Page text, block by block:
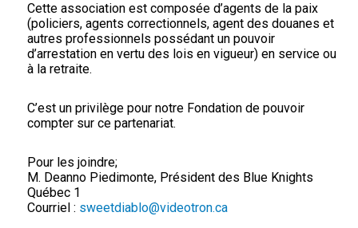
Cette association est composée d’agents de la paix
(policiers, agents correctionnels, agent des douanes et
autres professionnels possédant un pouvoir
d’arrestation en vertu des lois en vigueur) en service ou
à la retraite.
C’est un privilège pour notre Fondation de pouvoir
compter sur ce partenariat.
Pour les joindre;
M. Deanno Piedimonte, Président des Blue Knights
Québec 1
Courriel : sweetdiablo@videotron.ca